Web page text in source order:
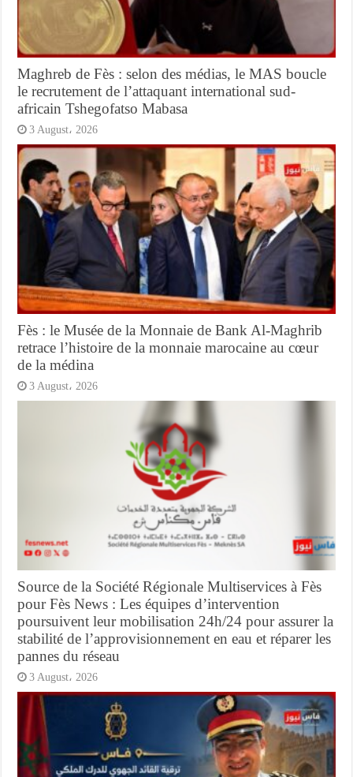
Maghreb de Fès : selon des médias, le MAS boucle
le recrutement de l’attaquant international sud-
africain Tshegofatso Mabasa
3 August، 2026
Fès : le Musée de la Monnaie de Bank Al-Maghrib
retrace l’histoire de la monnaie marocaine au cœur
de la médina
3 August، 2026
Source de la Société Régionale Multiservices à Fès
pour Fès News : Les équipes d’intervention
poursuivent leur mobilisation 24h/24 pour assurer la
stabilité de l’approvisionnement en eau et réparer les
pannes du réseau
3 August، 2026